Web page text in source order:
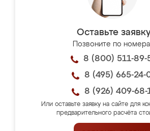
Оставьте
Позвоните по
8 (800) 511-89-
8 (495) 665-24-
8 (926) 409-68-
Или оставьте заявку на сайте для
предварительного расчёта